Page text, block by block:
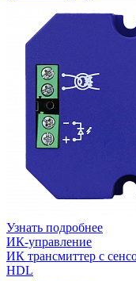
Узнать подробнее
ИК-управление
ИК трансмиттер с
HDL